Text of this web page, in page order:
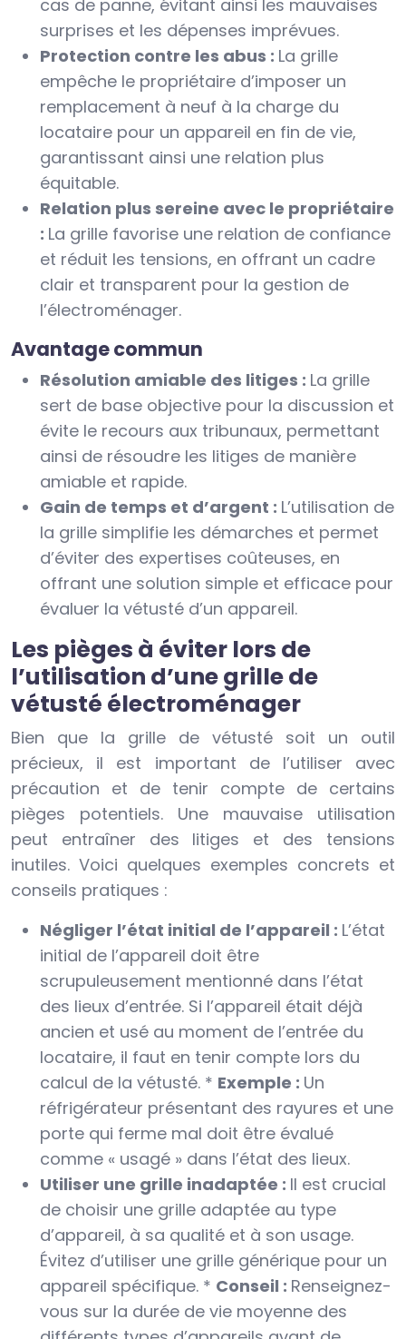
cas de panne, évitant ainsi les mauvaises
surprises et les dépenses imprévues.
Protection contre les abus : La grille
empêche le propriétaire d’imposer un
remplacement à neuf à la charge du
locataire pour un appareil en fin de vie,
garantissant ainsi une relation plus
équitable.
Relation plus sereine avec le propriétaire
: La grille favorise une relation de confiance
et réduit les tensions, en offrant un cadre
clair et transparent pour la gestion de
l’électroménager.
Avantage commun
Résolution amiable des litiges : La grille
sert de base objective pour la discussion et
évite le recours aux tribunaux, permettant
ainsi de résoudre les litiges de manière
amiable et rapide.
Gain de temps et d’argent : L’utilisation de
la grille simplifie les démarches et permet
d’éviter des expertises coûteuses, en
offrant une solution simple et efficace pour
évaluer la vétusté d’un appareil.
Les pièges à éviter lors de
l’utilisation d’une grille de
vétusté électroménager
Bien que la grille de vétusté soit un outil
précieux, il est important de l’utiliser avec
précaution et de tenir compte de certains
pièges potentiels. Une mauvaise utilisation
peut entraîner des litiges et des tensions
inutiles. Voici quelques exemples concrets et
conseils pratiques :
Négliger l’état initial de l’appareil : L’état
initial de l’appareil doit être
scrupuleusement mentionné dans l’état
des lieux d’entrée. Si l’appareil était déjà
ancien et usé au moment de l’entrée du
locataire, il faut en tenir compte lors du
calcul de la vétusté. * Exemple : Un
réfrigérateur présentant des rayures et une
porte qui ferme mal doit être évalué
comme « usagé » dans l’état des lieux.
Utiliser une grille inadaptée : Il est crucial
de choisir une grille adaptée au type
d’appareil, à sa qualité et à son usage.
Évitez d’utiliser une grille générique pour un
appareil spécifique. * Conseil : Renseignez-
vous sur la durée de vie moyenne des